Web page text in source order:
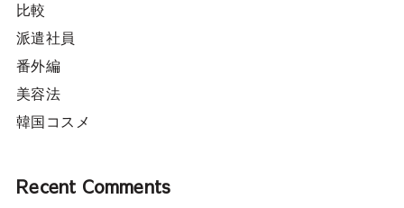
比較
派遣社員
番外編
美容法
韓国コスメ
Recent Comments